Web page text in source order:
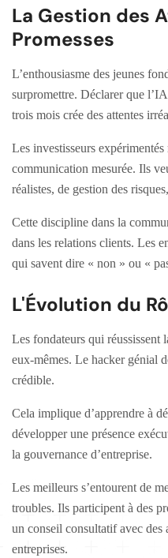
La Gestion des
Promesses
L’enthousiasme des jeunes
surpromettre. Déclarer que
trois mois crée des attentes
Les investisseurs
communication mesurée. Ils
réalistes, de gestion des
Cette discipline dans la
dans les relations clients. Les
qui savent dire « non » ou «
L'Évolution du
Les fondateurs qui réussissent
eux-mêmes. Le hacker génial
crédible.
Cela implique d’apprendre à
développer une présence
la gouvernance d’entreprise.
Les meilleurs s’entourent de
troubles. Ils participent à des
un conseil consultatif avec des
entreprises.